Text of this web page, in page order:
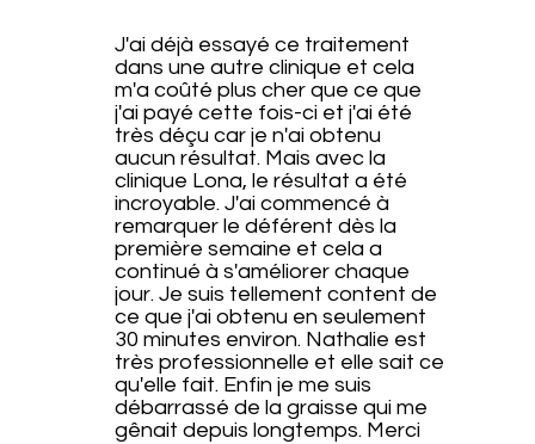
J'ai déjà essayé ce traitement
dans une autre clinique et cela
m'a coûté plus cher que ce que
j'ai payé cette fois-ci et j'ai été
très déçu car je n'ai obtenu
aucun résultat. Mais avec la
clinique Lona, le résultat a été
incroyable. J'ai commencé à
remarquer le déférent dès la
première semaine et cela a
continué à s'améliorer chaque
jour. Je suis tellement content de
ce que j'ai obtenu en seulement
30 minutes environ. Nathalie est
très professionnelle et elle sait ce
qu'elle fait. Enfin je me suis
débarrassé de la graisse qui me
gênait depuis longtemps. Merci